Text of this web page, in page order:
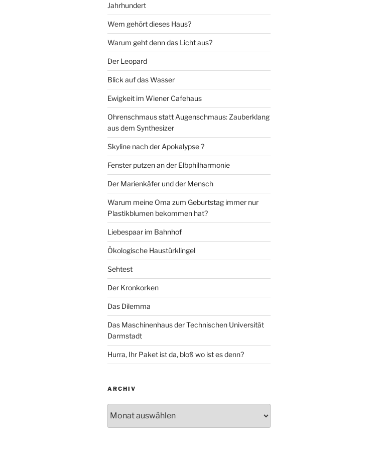
Jahrhundert
Wem gehört dieses Haus?
Warum geht denn das Licht aus?
Der Leopard
Blick auf das Wasser
Ewigkeit im Wiener Cafehaus
Ohrenschmaus statt Augenschmaus: Zauberklang
aus dem Synthesizer
Skyline nach der Apokalypse ?
Fenster putzen an der Elbphilharmonie
Der Marienkäfer und der Mensch
Warum meine Oma zum Geburtstag immer nur
Plastikblumen bekommen hat?
Liebespaar im Bahnhof
Ökologische Haustürklingel
Sehtest
Der Kronkorken
Das Dilemma
Das Maschinenhaus der Technischen Universität
Darmstadt
Hurra, Ihr Paket ist da, bloß wo ist es denn?
ARCHIV